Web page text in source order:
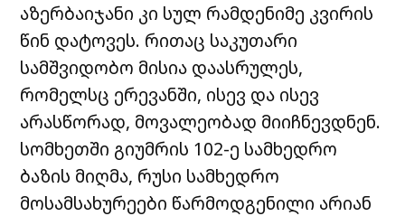
აზერბაიჯანი კი სულ რამდენიმე კვირის
წინ დატოვეს. რითაც საკუთარი
სამშვიდობო მისია დაასრულეს,
რომელსც ერევანში, ისევ და ისევ
არასწორად, მოვალეობად მიიჩნევდნენ.
სომხეთში გიუმრის 102-ე სამხედრო
ბაზის მიღმა, რუსი სამხედრო
მოსამსახურეები წარმოდგენილი არიან